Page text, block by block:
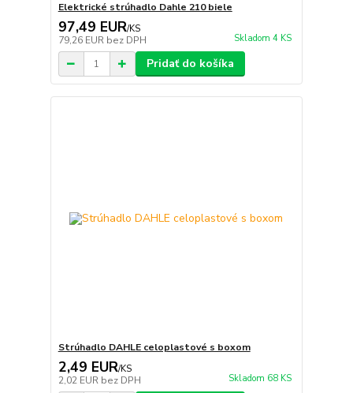
Elektrické strúhadlo Dahle 210 biele
97,49 EUR/KS
79,26 EUR bez DPH Skladom 4 KS
Pridať do košíka
Strúhadlo DAHLE celoplastové s boxom
2,49 EUR/KS
2,02 EUR bez DPH Skladom 68 KS